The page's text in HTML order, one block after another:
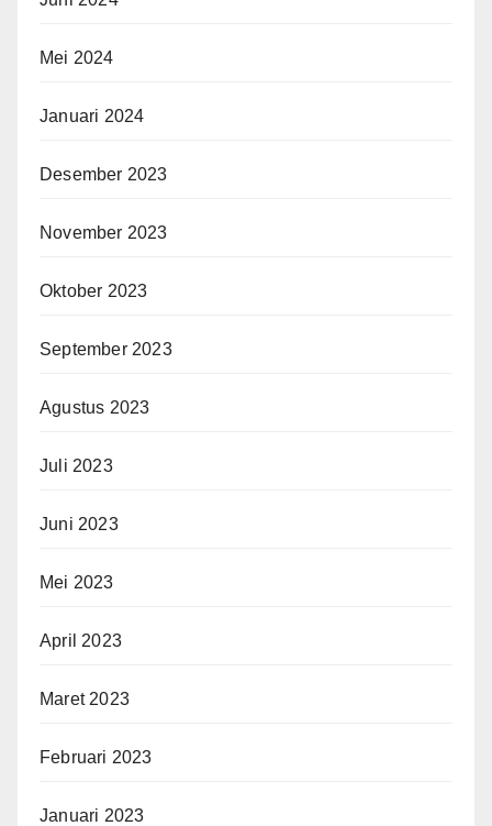
Mei 2024
Januari 2024
Desember 2023
November 2023
Oktober 2023
September 2023
Agustus 2023
Juli 2023
Juni 2023
Mei 2023
April 2023
Maret 2023
Februari 2023
Januari 2023